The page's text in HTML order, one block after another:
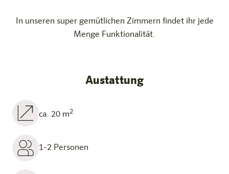
In unseren super gemütlichen Zimmern findet ihr jede
Menge Funktionalität.
Austattung
ca. 20 m2
1-2 Personen